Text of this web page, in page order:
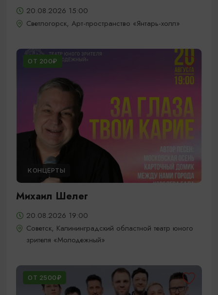
20.08.2026 15:00
Светлогорск, Арт-пространство «Янтарь-холл»
ОТ 200₽
КОНЦЕРТЫ
Михаил Шелег
20.08.2026 19:00
Советск, Калининградский областной театр юного
зрителя «Молодежный»
ОТ 2500₽